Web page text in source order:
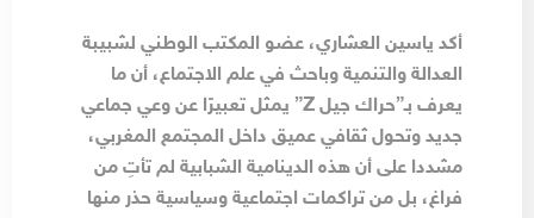
أكد ياسين العشاري، عضو المكتب الوطني لشبيبة
العدالة والتنمية وباحث في علم الاجتماع، أن ما
يعرف بـ”حراك جيل Z” يمثل تعبيرًا عن وعي جماعي
جديد وتحول ثقافي عميق داخل المجتمع المغربي،
مشددا على أن هذه الدينامية الشبابية لم تأتِ من
فراغ، بل من تراكمات اجتماعية وسياسية حذر منها